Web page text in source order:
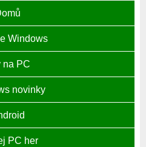
Windows
na PC
novinky
PC her